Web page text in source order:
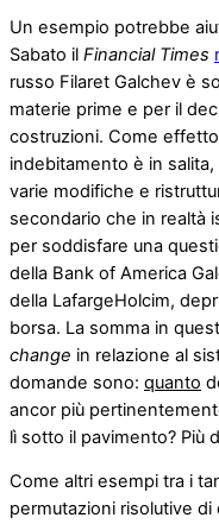
Un esempio potrebbe
Sabato il Financial Times
russo Filaret Galchev è
materie prime e per il
costruzioni. Come
indebitamento è in
varie modifiche e
secondario che in realtà
per soddisfare una
della Bank of America
della LafargeHolcim,
borsa. La somma in
change in relazione al
domande sono: quanto
ancor più
lì sotto il pavimento? Più
Come altri esempi tra i
permutazioni risolutive